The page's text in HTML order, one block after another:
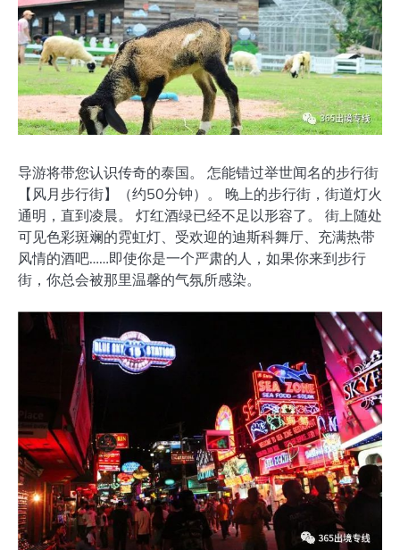
导游将带您认识传奇的泰国。 怎能错过举世闻名的步行街
【风月步行街】（约50分钟）。 晚上的步行街，街道灯火
通明，直到凌晨。 灯红酒绿已经不足以形容了。 街上随处
可见色彩斑斓的霓虹灯、受欢迎的迪斯科舞厅、充满热带
风情的酒吧……即使你是一个严肃的人，如果你来到步行
街，你总会被那里温馨的气氛所感染。